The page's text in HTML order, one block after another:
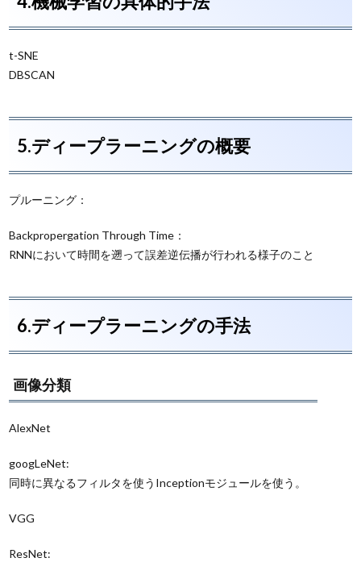
t-SNE
DBSCAN
5.ディープラーニングの概要
プルーニング：
Backpropergation Through Time：
RNNにおいて時間を遡って誤差逆伝播が行われる様子のこと
6.ディープラーニングの手法
画像分類
AlexNet
googLeNet:
同時に異なるフィルタを使うInceptionモジュールを使う。
VGG
ResNet: